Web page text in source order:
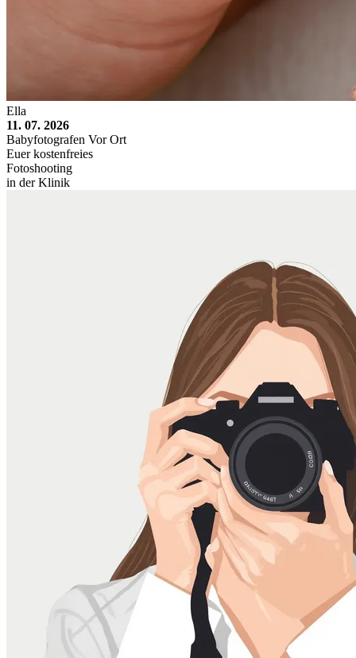
Ella
11. 07. 2026
Babyfotografen Vor Ort
Euer kostenfreies
Fotoshooting
in der Klinik